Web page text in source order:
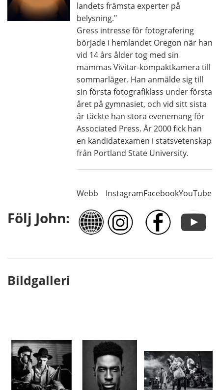
landets främsta experter på
belysning."
Gress intresse för fotografering
började i hemlandet Oregon när han
vid 14 års ålder tog med sin
mammas Vivitar-kompaktkamera till
sommarläger. Han anmälde sig till
sin första fotografiklass under första
året på gymnasiet, och vid sitt sista
år täckte han stora evenemang för
Associated Press. År 2000 fick han
en kandidatexamen i statsvetenskap
från Portland State University.
Följ John:
Webb InstagramFacebookYouTube
Bildgalleri